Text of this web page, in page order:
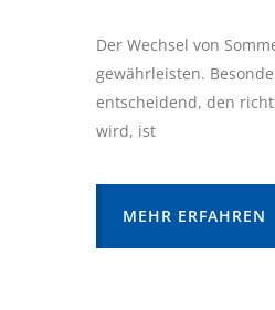
Der Wechsel von
gewährleisten.
entscheidend, den
wird, ist
MEHR ERFAHREN